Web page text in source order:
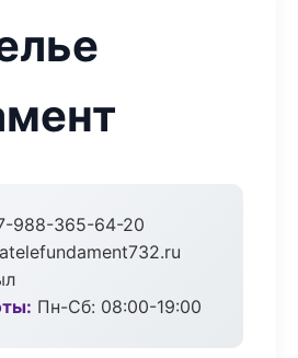
988-365-64-20
Пн-Сб: 08:00-19:00